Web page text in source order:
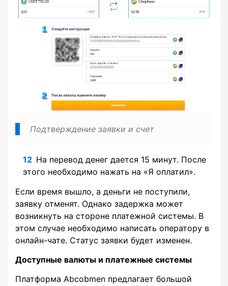
Подтверждение заявки и счет
На перевод денег дается 15 минут. После
этого необходимо нажать на «Я оплатил».
Если время вышло, а деньги не поступили,
заявку отменят. Однако задержка может
возникнуть на стороне платежной системы. В
этом случае необходимо написать оператору в
онлайн-чате. Статус заявки будет изменен.
Доступные валюты и платежные системы
Платформа Abcobmen предлагает большой